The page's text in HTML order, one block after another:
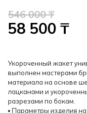
546 000 ₸
58 500 ₸
Укороченный жакет
выполнен мастерами
материала на основе
лацканами и
разрезами по бокам.
▪ Параметры изделия